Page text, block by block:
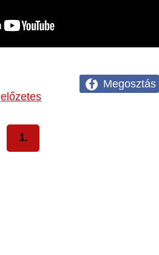
Megosztás
előzetes
1.